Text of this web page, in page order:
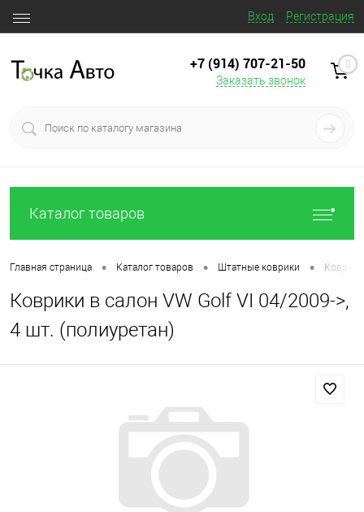
Вход Регистрация
+7 (914) 707‒21‒50
Заказать звонок
0
Каталог товаров
Главная страница • Каталог товаров • Штатные коврики •
Коврики в салон VW Golf VI 04/2009->,
4 шт. (полиуретан)